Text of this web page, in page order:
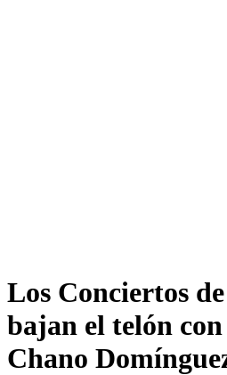
Los Conciertos
bajan el telón
Chano